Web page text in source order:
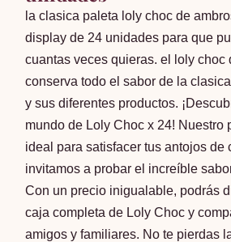
la clasica paleta loly choc de
display de 24 unidades para que
cuantas veces quieras. el loly choc
conserva todo el sabor de la clasica
y sus diferentes productos.
mundo de Loly Choc x 24! Nuestro
ideal para satisfacer tus antojos de
invitamos a probar el increíble
Con un precio inigualable, podrás
caja completa de Loly Choc y
amigos y familiares. No te pierdas